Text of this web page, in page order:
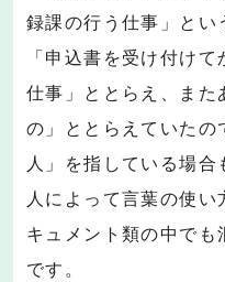
録課の行う仕事」とい
「申込書を受け付け
仕事」ととらえ、また
の」ととらえていた
人」を指している場合
人によって言葉の使
キュメント類の中で
です。